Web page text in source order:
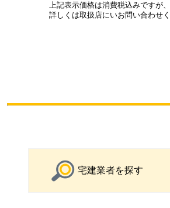
上記表示価格は消費税込みですが
詳しくは取扱店にいお問い合わせ
宅建業者を探す